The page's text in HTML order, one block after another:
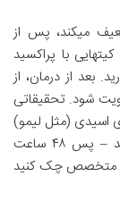
میکند، پس از
با پراکسید
بعد از درمان، از
شود. تحقیقاتی
اسیدی (مثل لیمو)
بعد از بلیچینگ، آسیب را ۵۰ درصد افزایش میدهد – پس ۴۸ ساعت
با متخصص چک کنید